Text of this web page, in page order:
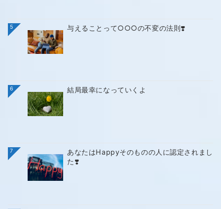
5 与えることって○○○の不変の法則❣️
6 結局最幸になっていくよ
7
あなたはHappyそのものの人に認定されまし
た❣️